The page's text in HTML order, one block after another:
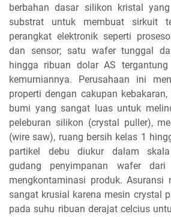
berbahan dasar silikon kristal
substrat untuk membuat sirkuit
perangkat elektronik seperti
dan sensor; satu wafer tunggal
hingga ribuan dolar AS
kemurniannya. Perusahaan ini
properti dengan cakupan
bumi yang sangat luas untuk
peleburan silikon (crystal puller),
(wire saw), ruang bersih kelas 1
partikel debu diukur dalam
gudang penyimpanan wafer
mengkontaminasi produk. Asuransi
sangat krusial karena mesin crystal
pada suhu ribuan derajat celcius